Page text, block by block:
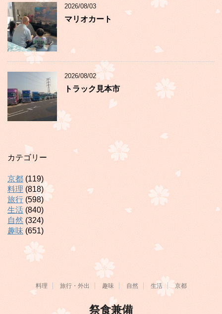
2026/08/03
マリオカート
2026/08/02
トラック見本市
カテゴリー
京都 (119)
料理 (818)
旅行 (598)
生活 (840)
自然 (324)
趣味 (651)
料理 旅行・外出 趣味 自然 生活 京都
祭食兼備